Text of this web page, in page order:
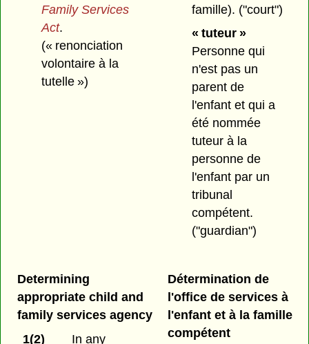
Family Services
Act.
(« renonciation
volontaire à la
tutelle »)
famille). ("court")
« tuteur »
Personne qui
n'est pas un
parent de
l'enfant et qui a
été nommée
tuteur à la
personne de
l'enfant par un
tribunal
compétent.
("guardian")
Determining
appropriate child and
family services agency
1(2)
In any
Détermination de
l'office de services à
l'enfant et à la famille
compétent